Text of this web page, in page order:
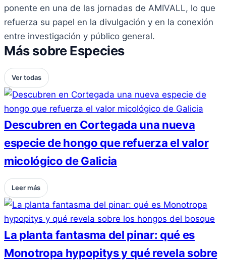
ponente en una de las jornadas de AMIVALL, lo que
refuerza su papel en la divulgación y en la conexión
entre investigación y público general.
Más sobre Especies
Ver todas
Descubren en Cortegada una nueva
especie de hongo que refuerza el valor
micológico de Galicia
Leer más
La planta fantasma del pinar: qué es
Monotropa hypopitys y qué revela sobre